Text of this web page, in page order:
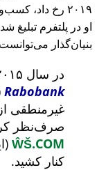
۲۰۱۹ رخ داد،
او در پلتفرم تبلیغ
بنیان‌گذار
در سال ۲۰۱۵، بانک سرمایه‌گذاری هلندی
Rabobank
صرف‌نظر
ŴŠ.COM
کنار کشید.